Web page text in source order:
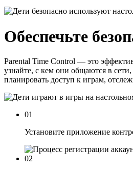
Обеспечьте
Parental Time Control — это
узнайте, с кем они общаются в
планировать доступ к играм,
01
Установите приложение
02